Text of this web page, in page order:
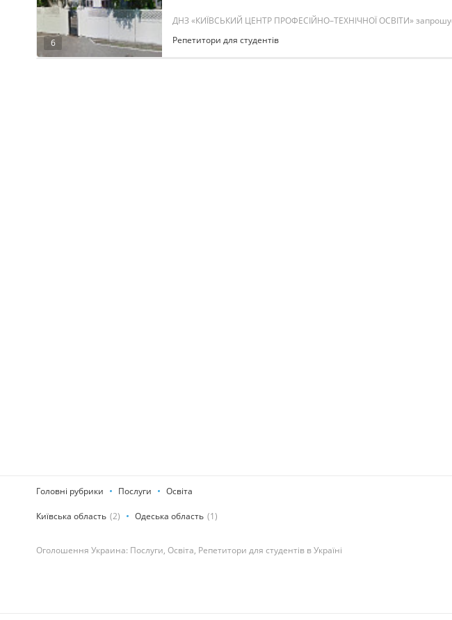
6
ДНЗ «КИЇВСЬКИЙ ЦЕНТР ПРОФЕСІЙНО–ТЕХНІЧНОЇ ОСВІТИ»
Репетитори для студентів
Головні рубрики Послуги Освіта
Київська область (2) Одеська область (1)
Оголошення Украина: Послуги, Освіта, Репетитори для студентів в Україні